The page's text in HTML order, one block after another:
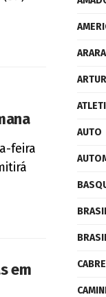
feira
em
AUTO